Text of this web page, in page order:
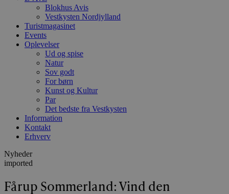
Blokhus Avis
Vestkysten Nordjylland
Turistmagasinet
Events
Oplevelser
Ud og spise
Natur
Sov godt
For børn
Kunst og Kultur
Par
Det bedste fra Vestkysten
Information
Kontakt
Erhverv
Nyheder
imported
Fårup Sommerland: Vind den